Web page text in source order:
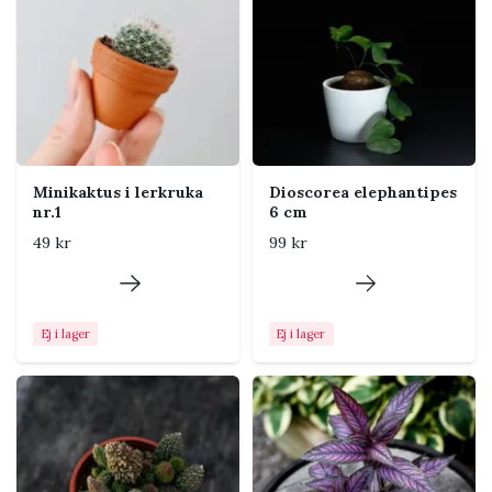
stående vatten.
Jord
Luftig, mullrik och
fukthållande jord.
Ormbunksjord passar bra.
Luftfuktighet
Trivs bäst med högre
luftfuktighet och bör stå en
bit från element.
var tredje till fjärde vecka
passar. Skydda från frost,
kalla drag och långvarigt blöt
jord.
Minikaktus i lerkruka
nr.1
49 kr
Ej i lager
Dioscorea elephantipes
6 cm
99 kr
Ej i lager